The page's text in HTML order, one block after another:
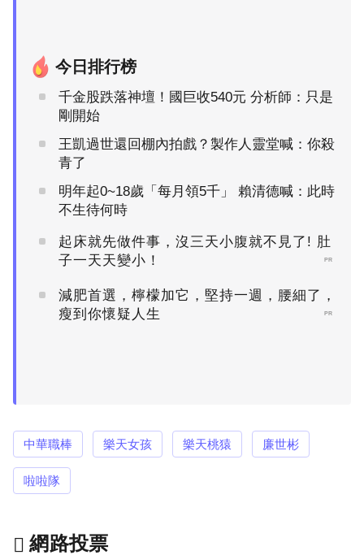
今日排行榜
千金股跌落神壇！國巨收540元 分析師：只是
剛開始
王凱過世還回棚內拍戲？製作人靈堂喊：你殺
青了
明年起0~18歲「每月領5千」 賴清德喊：此時
不生待何時
起床就先做件事，沒三天小腹就不見了! 肚
子一天天變小！
PR
減肥首選，檸檬加它，堅持一週，腰細了，
瘦到你懷疑人生
PR
中華職棒 樂天女孩 樂天桃猿 廉世彬
啦啦隊
網路投票